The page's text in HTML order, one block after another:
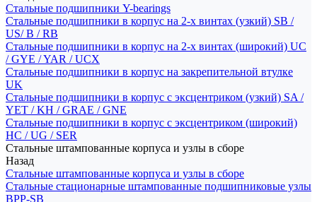
Стальные подшипники Y-bearings
Стальные подшипники в корпус на 2-х винтах (узкий) SB /
US/ B / RB
Стальные подшипники в корпус на 2-х винтах (широкий) UC
/ GYE / YAR / UCX
Стальные подшипники в корпус на закрепительной втулке
UK
Стальные подшипники в корпус с эксцентриком (узкий) SA /
YET / KH / GRAE / GNE
Стальные подшипники в корпус с эксцентриком (широкий)
HC / UG / SER
Стальные штампованные корпуса и узлы в сборе
Назад
Стальные штампованные корпуса и узлы в сборе
Стальные стационарные штампованные подшипниковые узлы
BPP-SB